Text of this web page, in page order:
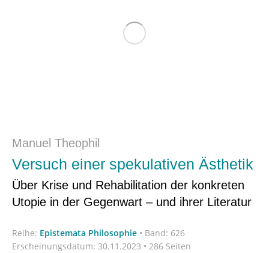
Manuel Theophil
Versuch einer spekulativen Ästhetik
Über Krise und Rehabilitation der konkreten
Utopie in der Gegenwart – und ihrer Literatur
Reihe: Epistemata Philosophie • Band: 626
Erscheinungsdatum: 30.11.2023 • 286 Seiten